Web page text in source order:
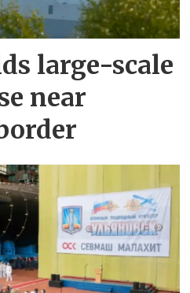
large-scale
near